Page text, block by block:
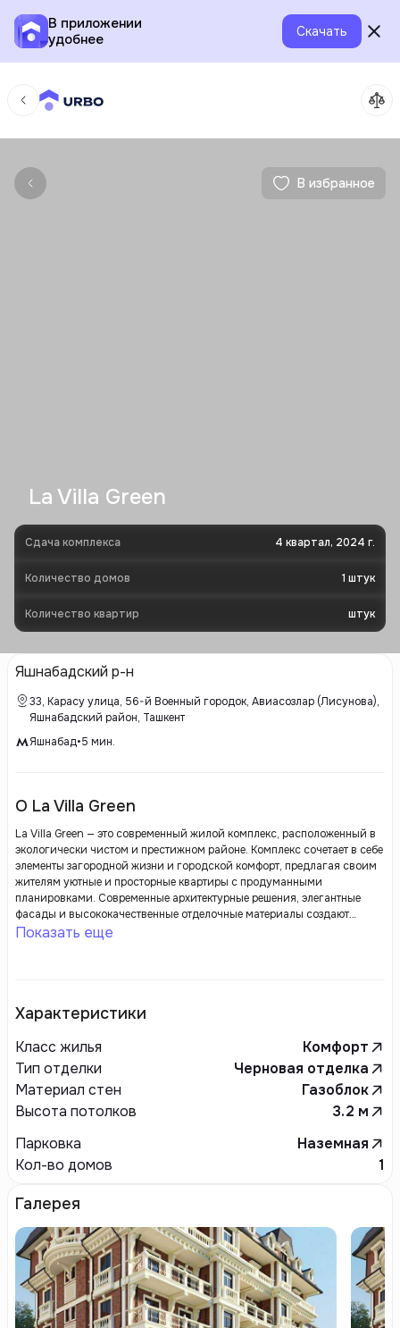
В приложении
удобнее
Скачать
В избранное
La Villa Green
Сдача комплекса 4 квартал, 2024 г.
Количество домов 1 штук
Количество квартир штук
Яшнабадский р-н
33, Карасу улица, 56-й Военный городок, Авиасозлар (Лисунова),
Яшнабадский район, Ташкент
Яшнабад•5 мин.
О La Villa Green
La Villa Green — это современный жилой комплекс, расположенный в
экологически чистом и престижном районе. Комплекс сочетает в себе
элементы загородной жизни и городской комфорт, предлагая своим
жителям уютные и просторные квартиры с продуманными
планировками. Современные архитектурные решения, элегантные
фасады и высококачественные отделочные материалы создают
стильную и комфортную атмосферу для жизни.
Показать еще
Характеристики
Класс жилья
Комфорт
Тип отделки
Черновая отделка
Материал стен
Газоблок
Высота потолков
3.2 м
Парковка
Наземная
Кол-во домов
1
Галерея